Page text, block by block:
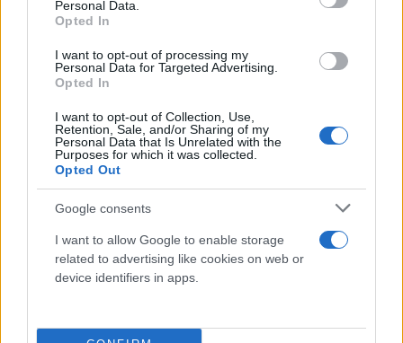
Personal Data.
Opted In
I want to opt-out of processing my
Personal Data for Targeted Advertising.
Opted In
I want to opt-out of Collection, Use,
Retention, Sale, and/or Sharing of my
Personal Data that Is Unrelated with the
Purposes for which it was collected.
Opted Out
Google consents
I want to allow Google to enable storage
related to advertising like cookies on web or
device identifiers in apps.